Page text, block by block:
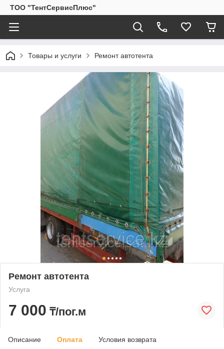
ТОО "ТентСервисПлюс"
Товары и услуги Ремонт автотента
Ремонт автотента
Услуга
7 000 ₸/пог.м
Описание Оплата Условия возврата